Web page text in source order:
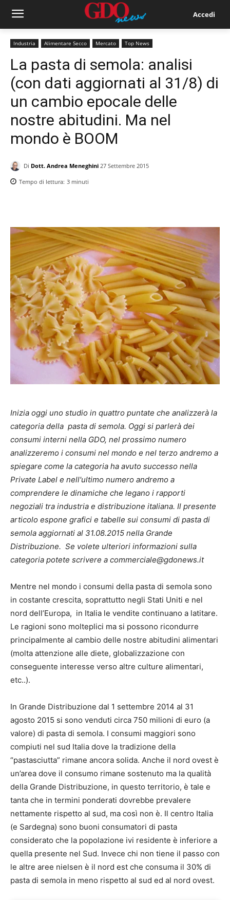
Accedi
Industria Alimentare Secco Mercato Top News
La pasta di semola: analisi
(con dati aggiornati al 31/8) di
un cambio epocale delle
nostre abitudini. Ma nel
mondo è BOOM
Di Dott. Andrea Meneghini 27 Settembre 2015
Tempo di lettura: 3 minuti
Inizia oggi uno studio in quattro puntate che analizzerà la
categoria della pasta di semola. Oggi si parlerà dei
consumi interni nella GDO, nel prossimo numero
analizzeremo i consumi nel mondo e nel terzo andremo a
spiegare come la categoria ha avuto successo nella
Private Label e nell'ultimo numero andremo a
comprendere le dinamiche che legano i rapporti
negoziali tra industria e distribuzione italiana. Il presente
articolo espone grafici e tabelle sui consumi di pasta di
semola aggiornati al 31.08.2015 nella Grande
Distribuzione. Se volete ulteriori informazioni sulla
categoria potete scrivere a commerciale@gdonews.it
Mentre nel mondo i consumi della pasta di semola sono
in costante crescita, soprattutto negli Stati Uniti e nel
nord dell’Europa, in Italia le vendite continuano a latitare.
Le ragioni sono molteplici ma si possono ricondurre
principalmente al cambio delle nostre abitudini alimentari
(molta attenzione alle diete, globalizzazione con
conseguente interesse verso altre culture alimentari,
etc..).
In Grande Distribuzione dal 1 settembre 2014 al 31
agosto 2015 si sono venduti circa 750 milioni di euro (a
valore) di pasta di semola. I consumi maggiori sono
compiuti nel sud Italia dove la tradizione della
“pastasciutta” rimane ancora solida. Anche il nord ovest è
un’area dove il consumo rimane sostenuto ma la qualità
della Grande Distribuzione, in questo territorio, è tale e
tanta che in termini ponderati dovrebbe prevalere
nettamente rispetto al sud, ma così non è. Il centro Italia
(e Sardegna) sono buoni consumatori di pasta
considerato che la popolazione ivi residente è inferiore a
quella presente nel Sud. Invece chi non tiene il passo con
le altre aree nielsen è il nord est che consuma il 30% di
pasta di semola in meno rispetto al sud ed al nord ovest.